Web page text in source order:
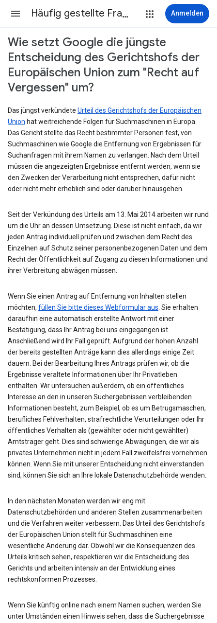
Häufig gestellte Fragen Anmelden
Wie setzt Google die jüngste
Entscheidung des Gerichtshofs der
Europäischen Union zum "Recht auf
Vergessen" um?
Das jüngst verkündete Urteil des Gerichtshofs der Europäischen
Union hat weitreichende Folgen für Suchmaschinen in Europa.
Das Gericht stellte das Recht bestimmter Personen fest, von
Suchmaschinen wie Google die Entfernung von Ergebnissen für
Suchanfragen mit ihrem Namen zu verlangen. Nach dem Urteil
müssen die angezeigten Ergebnisse entfernt werden, wenn sie
den Zwecken der Verarbeitung nicht entsprechen, dafür nicht
oder nicht mehr erheblich sind oder darüber hinausgehen.
Seit der Verkündung des Urteils am 13. Mai 2014 arbeiten wir rund
um die Uhr an dessen Umsetzung. Diese ist nicht einfach, da wir
jeden Antrag individuell prüfen und zwischen dem Recht des
Einzelnen auf Schutz seiner personenbezogenen Daten und dem
Recht der Öffentlichkeit auf Zugang zu diesen Informationen und
ihrer Verbreitung abwägen müssen.
Wenn Sie einen Antrag auf Entfernung von Inhalten stellen
möchten, füllen Sie bitte dieses Webformular aus . Sie erhalten
daraufhin eine automatisch erstellte Antwort mit einer
Bestätigung, dass Ihr Antrag bei uns eingegangen ist.
Anschließend wird Ihr Fall geprüft. Aufgrund der hohen Anzahl
der bereits gestellten Anträge kann dies allerdings einige Zeit
dauern. Bei der Bearbeitung Ihres Antrags prüfen wir, ob die
Ergebnisse veraltete Informationen über Ihr Privatleben
enthalten. Wir untersuchen außerdem, ob ein öffentliches
Interesse an den in unseren Suchergebnissen verbleibenden
Informationen besteht, zum Beispiel, ob es um Betrugsmaschen,
berufliches Fehlverhalten, strafrechtliche Verurteilungen oder Ihr
öffentliches Verhalten als (gewählter oder nicht gewählter)
Amtsträger geht. Dies sind schwierige Abwägungen, die wir als
privates Unternehmen nicht in jedem Fall zweifelsfrei vornehmen
können. Wenn Sie mit unserer Entscheidung nicht einverstanden
sind, können Sie sich an Ihre lokale Datenschutzbehörde wenden.
In den nächsten Monaten werden wir eng mit
Datenschutzbehörden und anderen Stellen zusammenarbeiten
und die Verfahren weiter verbessern. Das Urteil des Gerichtshofs
der Europäischen Union stellt für Suchmaschinen eine
wesentliche Änderung dar. Obwohl wir die Konsequenzen des
Urteils kritisch sehen, respektieren wir die Entscheidung des
Gerichts und arbeiten intensiv an der Entwicklung eines
rechtskonformen Prozesses.
Wenn Sie künftig online nach einem Namen suchen, werden Sie
unter Umständen einen Hinweis sehen, dass die Suchergebnisse